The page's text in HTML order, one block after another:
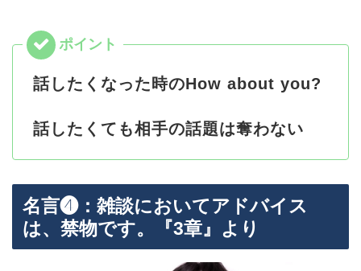
話したくなった時のHow about you?
話したくても相手の話題は奪わない
名言❹：雑談においてアドバイス
は、禁物です。『3章』より